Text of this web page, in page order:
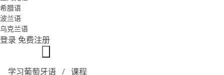
希腊语
波兰语
乌克兰语
登录 免费注册
学习葡萄牙语
课程